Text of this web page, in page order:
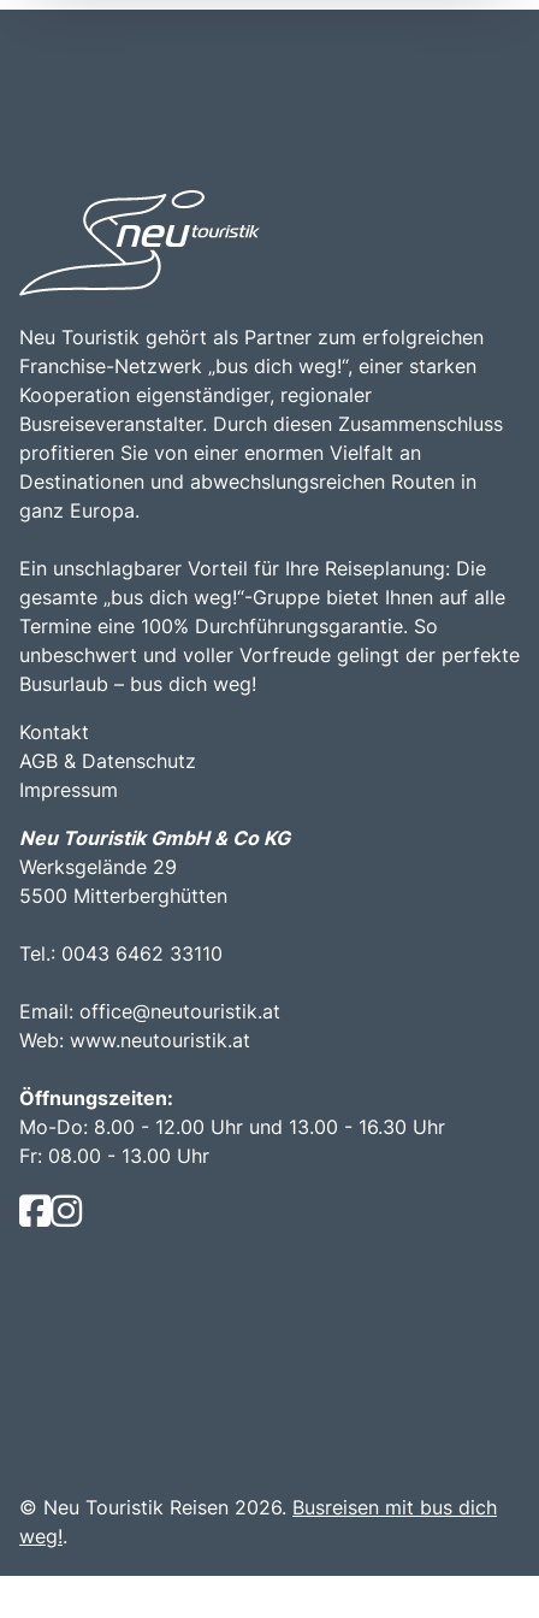
Busverbindungen von Rijeka und anderen nahegelegenen
Charme dieser einzigartigen Stadt entdecken möchten.
Neu Touristik gehört als Partner zum erfolgreichen
Franchise-Netzwerk „bus dich weg!“, einer starken
Kooperation eigenständiger, regionaler
Busreiseveranstalter. Durch diesen Zusammenschluss
profitieren Sie von einer enormen Vielfalt an
Destinationen und abwechslungsreichen Routen in
ganz Europa.
Ein unschlagbarer Vorteil für Ihre Reiseplanung: Die
gesamte „bus dich weg!“-Gruppe bietet Ihnen auf alle
Termine eine 100% Durchführungsgarantie. So
unbeschwert und voller Vorfreude gelingt der perfekte
Busurlaub – bus dich weg!
Kontakt
AGB & Datenschutz
Impressum
Neu Touristik GmbH & Co KG
Werksgelände 29
5500 Mitterberghütten
Tel.: 0043 6462 33110
Email: office@neutouristik.at
Web: www.neutouristik.at
Öffnungszeiten:
Mo-Do: 8.00 - 12.00 Uhr und 13.00 - 16.30 Uhr
Fr: 08.00 - 13.00 Uhr
© Neu Touristik Reisen 2026. Busreisen mit bus dich
weg!.